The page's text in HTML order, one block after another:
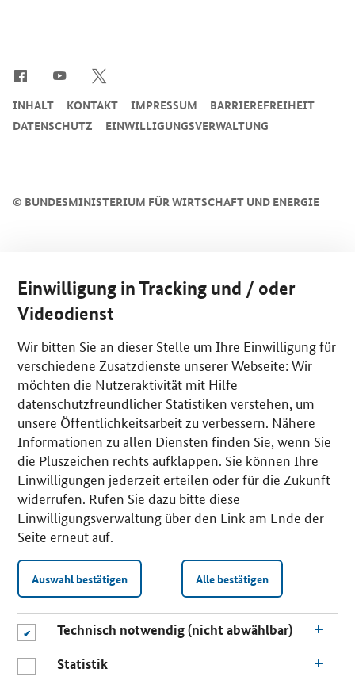
© BUNDESMINISTERIUM FÜR WIRTSCHAFT UND ENERGIE
INHALT KONTAKT IMPRESSUM
BARRIEREFREIHEIT
DATENSCHUTZ
EINWILLIGUNGSVERWALTUNG
Einwilligung in Tracking und / oder
Videodienst
Wir bitten Sie an dieser Stelle um Ihre Einwilligung für
verschiedene Zusatzdienste unserer Webseite: Wir
möchten die Nutzeraktivität mit Hilfe
datenschutzfreundlicher Statistiken verstehen, um
unsere Öffentlichkeitsarbeit zu verbessern. Nähere
Informationen zu allen Diensten finden Sie, wenn Sie
die Pluszeichen rechts aufklappen. Sie können Ihre
Einwilligungen jederzeit erteilen oder für die Zukunft
widerrufen. Rufen Sie dazu bitte diese
Einwilligungsverwaltung über den Link am Ende der
Seite erneut auf.
Auswahl bestätigen Alle bestätigen
Technisch notwendig (nicht abwählbar)
Statistik